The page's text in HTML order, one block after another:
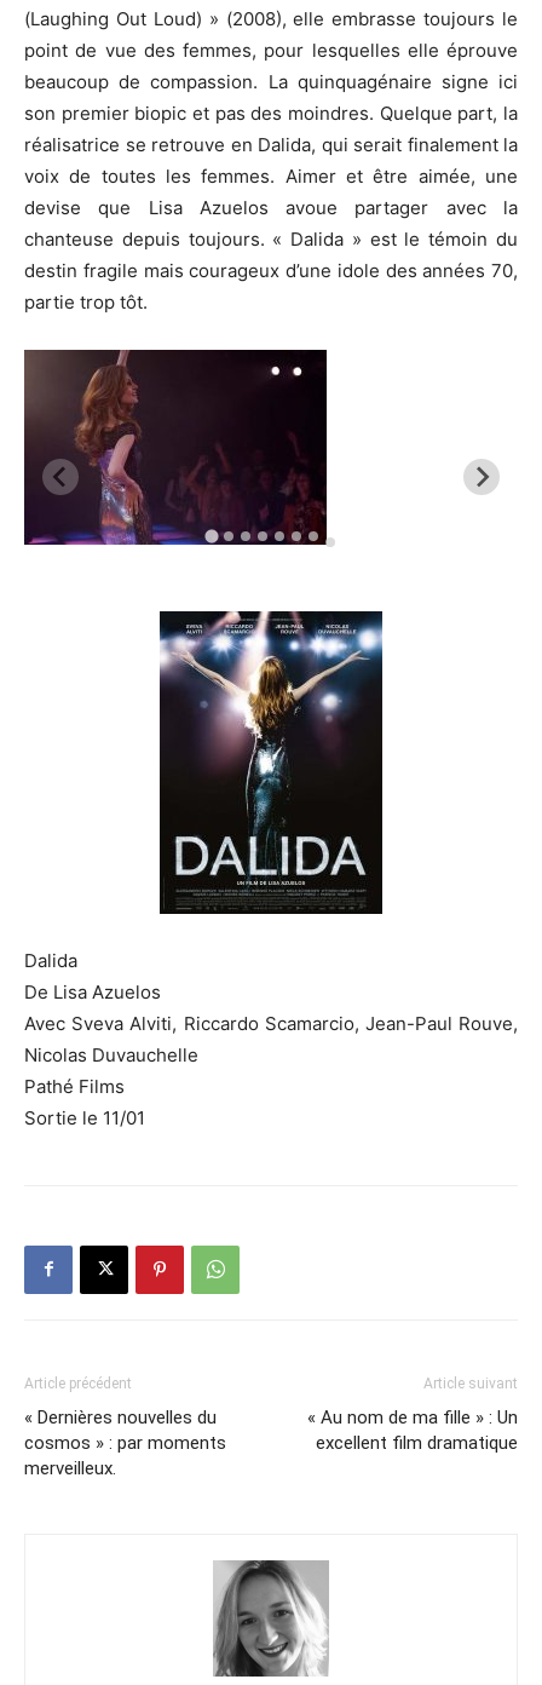
(Laughing Out Loud) » (2008), elle embrasse toujours le
point de vue des femmes, pour lesquelles elle éprouve
beaucoup de compassion. La quinquagénaire signe ici
son premier biopic et pas des moindres. Quelque part, la
réalisatrice se retrouve en Dalida, qui serait finalement la
voix de toutes les femmes. Aimer et être aimée, une
devise que Lisa Azuelos avoue partager avec la
chanteuse depuis toujours. « Dalida » est le témoin du
destin fragile mais courageux d’une idole des années 70,
partie trop tôt.
Dalida
De Lisa Azuelos
Avec Sveva Alviti, Riccardo Scamarcio, Jean-Paul Rouve,
Nicolas Duvauchelle
Pathé Films
Sortie le 11/01
Article précédent
« Dernières nouvelles du
cosmos » : par moments
merveilleux.
Article suivant
« Au nom de ma fille » : Un
excellent film dramatique